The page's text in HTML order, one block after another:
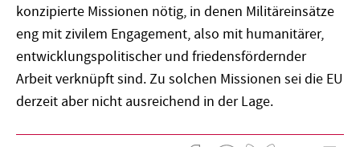
konzipierte Missionen nötig, in denen Militär­einsätze
eng mit zivilem Engagement, also mit humanitärer,
entwicklungspolitischer und friedensfördernder
Arbeit verknüpft sind. Zu solchen Missionen sei die EU
derzeit aber nicht ausreichend in der Lage.